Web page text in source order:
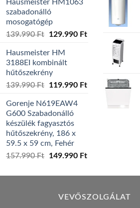
Hausmeister HM1063
szabadonálló
mosogatógép
139.990Ft
Original
was:
139.990 Ft.
129.990 FtCurrent
129.990 Ft.
Hausmeister HM
3188EI kombinált
hűtőszekrény
139.990Ft
Original
was:
139.990 Ft.
119.990 FtCurrent
Gorenje N619EAW4
G600 Szabadonálló
készülék fagyasztós
hűtőszekrény, 186 x
59.5 x 59 cm, Fehér
157.990Ft
Original
was:
149.990 FtCurrent
is:
VEVŐSZOLGÁLAT